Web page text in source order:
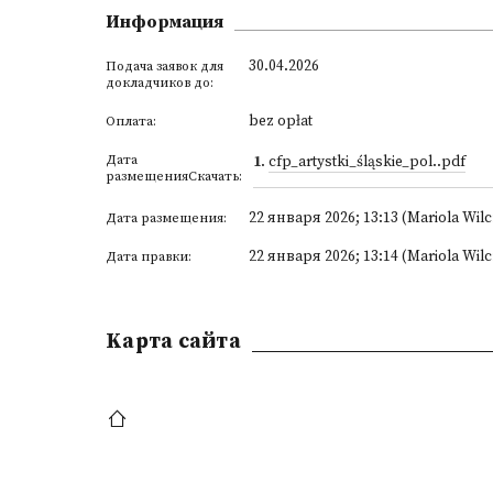
Информация
Подача заявок для
докладчиков до:
30.04.2026
Оплата: bez opłat
Дата
размещенияСкачать:
1. cfp_artystki_śląskie_pol..pdf
Дата размещения: 22 января 2026; 13:13 (Mariola
Дата правки: 22 января 2026; 13:14 (Mariola
Kарта сайта